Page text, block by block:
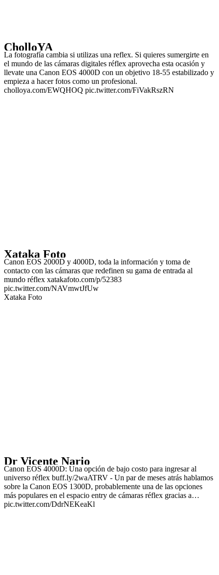
CholloYA
La fotografía cambia si utilizas una reflex. Si quieres sumergirte en
el mundo de las cámaras digitales réflex aprovecha esta ocasión y
llevate una Canon EOS 4000D con un objetivo 18-55 estabilizado y
empieza a hacer fotos como un profesional.
cholloya.com/EWQHOQ pic.twitter.com/FiVakRszRN
Xataka Foto
Canon EOS 2000D y 4000D, toda la información y toma de
contacto con las cámaras que redefinen su gama de entrada al
mundo réflex xatakafoto.com/p/52383
pic.twitter.com/NAVmwtJfUw
Xataka Foto
Dr Vicente Nario
Canon EOS 4000D: Una opción de bajo costo para ingresar al
universo réflex buff.ly/2waATRV - Un par de meses atrás hablamos
sobre la Canon EOS 1300D, probablemente una de las opciones
más populares en el espacio entry de cámaras réflex gracias a…
pic.twitter.com/DdrNEKeaKl